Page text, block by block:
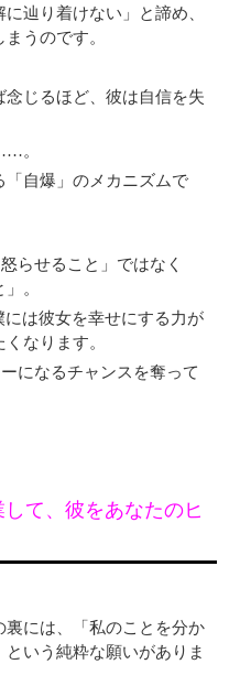
辿り着けない」と諦め、
うのです。
じるほど、彼は自信を失
。
「自爆」のメカニズムで
らせること」ではなく
。
は彼女を幸せにする力が
なります。
になるチャンスを奪って
して、彼をあなたのヒ
裏には、「私のことを分か
いう純粋な願いがありま